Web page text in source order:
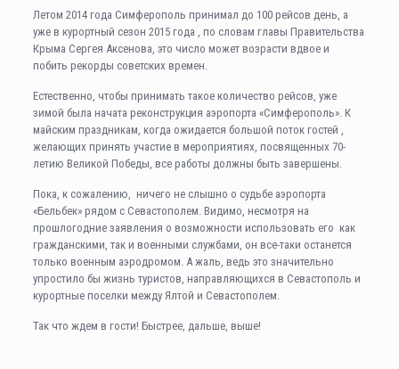
Летом 2014 года Симферополь принимал до 100 рейсов день, а
уже в курортный сезон 2015 года , по словам главы Правительства
Крыма Сергея Аксенова, это число может возрасти вдвое и
побить рекорды советских времен.
Естественно, чтобы принимать такое количество рейсов, уже
зимой была начата реконструкция аэропорта «Симферополь». К
майским праздникам, когда ожидается большой поток гостей ,
желающих принять участие в мероприятиях, посвященных 70-
летию Великой Победы, все работы должны быть завершены.
Пока, к сожалению, ничего не слышно о судьбе аэропорта
«Бельбек» рядом с Севастополем. Видимо, несмотря на
прошлогодние заявления о возможности использовать его как
гражданскими, так и военными службами, он все-таки останется
только военным аэродромом. А жаль, ведь это значительно
упростило бы жизнь туристов, направляющихся в Севастополь и
курортные поселки между Ялтой и Севастополем.
Так что ждем в гости! Быстрее, дальше, выше!